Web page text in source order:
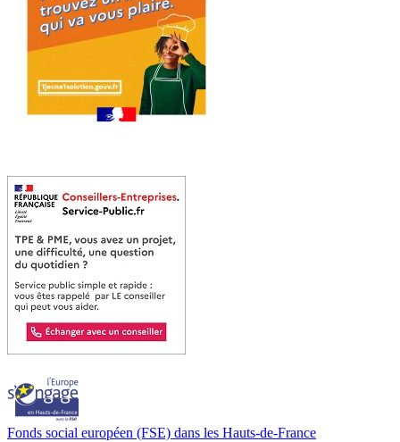
Fonds social européen (FSE) dans les Hauts-de-France